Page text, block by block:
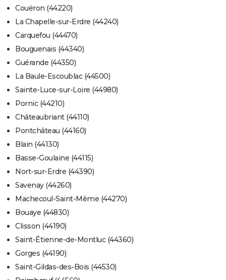
Couëron (44220)
La Chapelle-sur-Erdre (44240)
Carquefou (44470)
Bouguenais (44340)
Guérande (44350)
La Baule-Escoublac (44500)
Sainte-Luce-sur-Loire (44980)
Pornic (44210)
Châteaubriant (44110)
Pontchâteau (44160)
Blain (44130)
Basse-Goulaine (44115)
Nort-sur-Erdre (44390)
Savenay (44260)
Machecoul-Saint-Même (44270)
Bouaye (44830)
Clisson (44190)
Saint-Étienne-de-Montluc (44360)
Gorges (44190)
Saint-Gildas-des-Bois (44530)